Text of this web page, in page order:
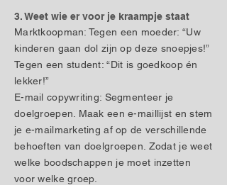
3. Weet wie er voor je kraampje staat
Marktkoopman: Tegen een moeder: “Uw
kinderen gaan dol zijn op deze snoepjes!”
Tegen een student: “Dit is goedkoop én
lekker!”
E-mail copywriting: Segmenteer je
doelgroepen. Maak een e-maillijst en stem
je e-mailmarketing af op de verschillende
behoeften van doelgroepen. Zodat je weet
welke boodschappen je moet inzetten
voor welke groep.